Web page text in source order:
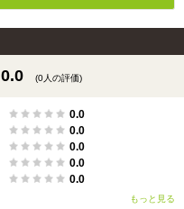
0.0 (0人の評価)
0.0
0.0
0.0
0.0
0.0
もっと見る